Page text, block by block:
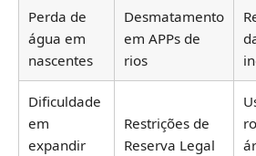
Perda de
água em
nascentes
Desmatamento
em APPs de
rios
Dificuldade
em
expandir
Restrições de
Reserva Legal